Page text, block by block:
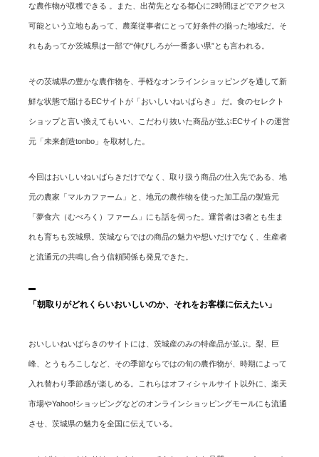
な農作物が収穫できる 。また、出荷先となる都心に2時間ほどでアクセス
可能という立地もあって、農業従事者にとって好条件の揃った地域だ。そ
れもあってか茨城県は一部で“伸びしろが一番多い県”とも言われる。
その茨城県の豊かな農作物を、手軽なオンラインショッピングを通して新
鮮な状態で届けるECサイトが「おいしいねいばらき」 だ。食のセレクト
ショップと言い換えてもいい、こだわり抜いた商品が並ぶECサイトの運営
元「未来創造tonbo」を取材した。
今回はおいしいねいばらきだけでなく、取り扱う商品の仕入先である、地
元の農家「マルカファーム」と、地元の農作物を使った加工品の製造元
「夢食六（むべろく）ファーム」にも話を伺った。運営者は3者とも生ま
れも育ちも茨城県。茨城ならではの商品の魅力や想いだけでなく、生産者
と流通元の共鳴し合う信頼関係も発見できた。
「朝取りがどれくらいおいしいのか、それをお客様に伝えたい」
おいしいねいばらきのサイトには、茨城産のみの特産品が並ぶ。梨、巨
峰、とうもろこしなど、その季節ならではの旬の農作物が、時期によって
入れ替わり季節感が楽しめる。これらはオフィシャルサイト以外に、楽天
市場やYahoo!ショッピングなどのオンラインショッピングモールにも流通
させ、茨城県の魅力を全国に伝えている。